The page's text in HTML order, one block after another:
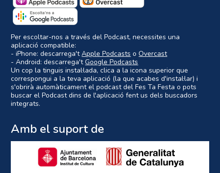
Per escoltar-nos a través del Podcast, necessites una
aplicació compatible:
- iPhone: descarrega'tApple Podcasts oOvercast
- Android: descarrega'tGoogle Podcasts
Un cop la tinguis instal·lada, clica a la icona superior que
correspongui a la teva aplicació (la que acabes d'instal·lar) i
s'obrirà automàticament el podcast del Fes Ta Festa o pots
buscar el Podcast dins de l'aplicació fent us dels buscadors
integrats.
Amb el suport de